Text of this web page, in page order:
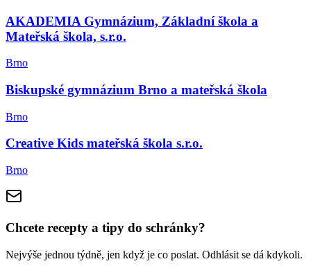
AKADEMIA Gymnázium, Základní škola a
Mateřská škola, s.r.o.
Brno
Biskupské gymnázium Brno a mateřská škola
Brno
Creative Kids mateřská škola s.r.o.
Brno
Chcete recepty a tipy do schránky?
Nejvýše jednou týdně, jen když je co poslat. Odhlásit se dá kdykoli.